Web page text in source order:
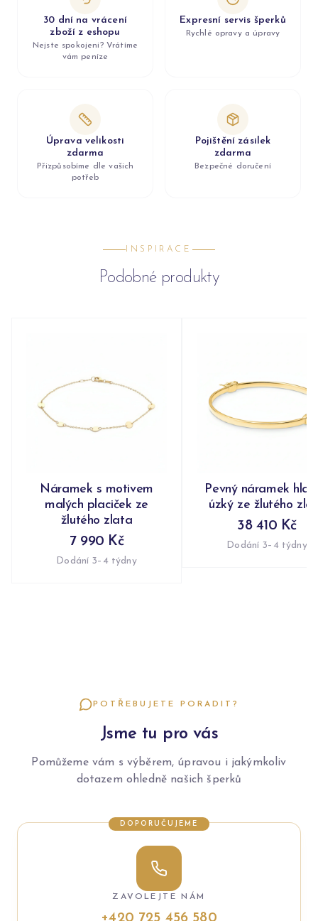
30 dní na vrácení
zboží z eshopu
Nejste spokojeni? Vrátíme
vám peníze
Expresní servis šperků
Rychlé opravy a úpravy
Úprava velikosti
zdarma
Přizpůsobíme dle vašich
potřeb
Pojištění zásilek
zdarma
Bezpečné doručení
INSPIRACE
Podobné produkty
Náramek s motivem
malých placiček ze
žlutého zlata
7 990 Kč
Dodání 3–4 týdny
Pevný náramek
úzký ze žlutého
38 410 Kč
Dodání 3–4 týdny
POTŘEBUJETE PORADIT?
Jsme tu pro vás
Pomůžeme vám s výběrem, úpravou i jakýmkoliv
dotazem ohledně našich šperků
DOPORUČUJEME
ZAVOLEJTE NÁM
+420 725 456 580